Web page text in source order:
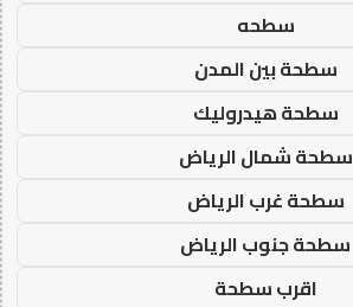
سطحه
سطحة بين المدن
سطحة هيدروليك
سطحة شمال الرياض
سطحة غرب الرياض
سطحة جنوب الرياض
اقرب سطحة